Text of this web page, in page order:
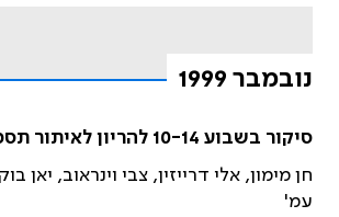
נובמבר 1999
סיקור בשבוע 10-14 להריון לאיתור תסמונת דאון באמצעות בדיקת השקיפות העורפית: סיכום תוצאות 1,208 הנבדקות הראשונות
חן מימון, אלי דרייזין, צבי וינראוב, יאן
עמ'